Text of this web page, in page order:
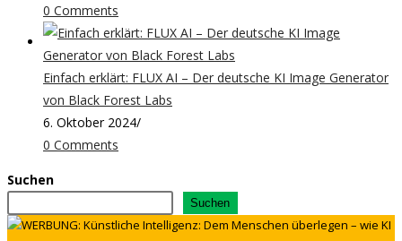
0 Comments
Einfach erklärt: FLUX AI – Der deutsche KI Image Generator
von Black Forest Labs
6. Oktober 2024/
0 Comments
Suchen
Suchen